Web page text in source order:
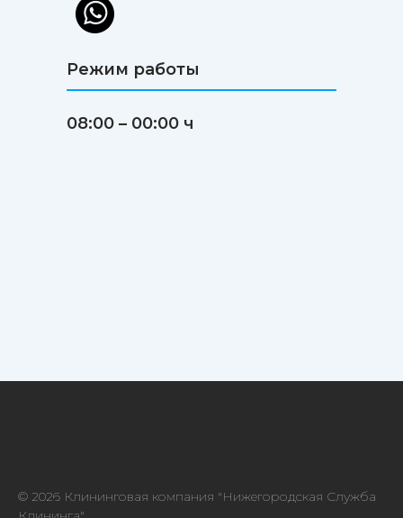
Режим работы
08:00 – 00:00 ч
© 2026 Клининговая компания "Нижегородская Служба